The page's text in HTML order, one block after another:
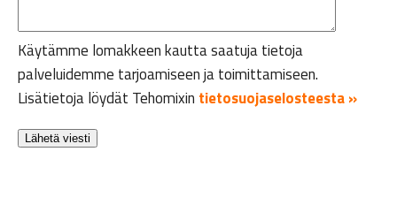
Käytämme lomakkeen kautta saatuja tietoja
palveluidemme tarjoamiseen ja toimittamiseen.
Lisätietoja löydät Tehomixin tietosuojaselosteesta »